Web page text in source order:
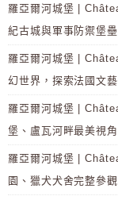
羅亞爾河城堡 |
紀古城與軍事防禦堡壘
羅亞爾河城堡 |
幻世界，探索法國文
羅亞爾河城堡 |
堡、盧瓦河畔最美視
羅亞爾河城堡 |
園、獵犬犬舍完整參